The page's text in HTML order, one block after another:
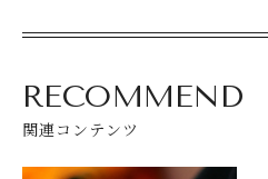
RECOMMEND
関連コンテンツ